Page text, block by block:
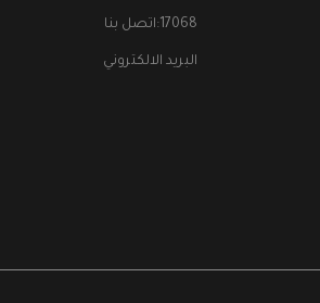
17068:اتصل بنا
البريد الالكتروني